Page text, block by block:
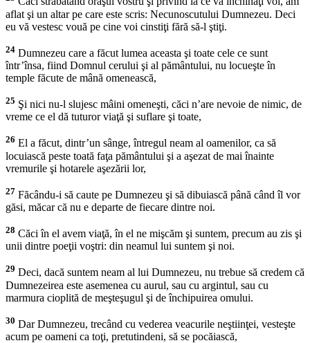
aflat şi un altar pe care este scris: Necunoscutului Dumnezeu. Deci
eu vă vestesc vouă pe cine voi cinstiţi fără să-l ştiţi.
24 Dumnezeu care a făcut lumea aceasta şi toate cele ce sunt
într’însa, fiind Domnul cerului şi al pământului, nu locueşte în
temple făcute de mână omenească,
25 Şi nici nu-l slujesc mâini omeneşti, căci n’are nevoie de nimic, de
vreme ce el dă tuturor viaţă şi suflare şi toate,
26 El a făcut, dintr’un sânge, întregul neam al oamenilor, ca să
locuiască peste toată faţa pământului şi a aşezat de mai înainte
vremurile şi hotarele aşezării lor,
27 Făcându-i să caute pe Dumnezeu şi să dibuiască până când îl vor
găsi, măcar că nu e departe de fiecare dintre noi.
28 Căci în el avem viaţă, în el ne mişcăm şi suntem, precum au zis şi
unii dintre poeţii voştri: din neamul lui suntem şi noi.
29 Deci, dacă suntem neam al lui Dumnezeu, nu trebue să credem că
Dumnezeirea este asemenea cu aurul, sau cu argintul, sau cu
marmura cioplită de meşteşugul şi de închipuirea omului.
30 Dar Dumnezeu, trecând cu vederea veacurile neştiinţei, vesteşte
acum pe oameni ca toţi, pretutindeni, să se pocăiască,